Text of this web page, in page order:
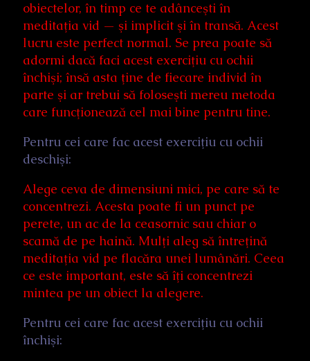
obiectelor, în timp ce te adânceşti în
meditaţia vid — şi implicit şi în transă. Acest
lucru este perfect normal. Se prea poate să
adormi dacă faci acest exerciţiu cu ochii
închişi; însă asta ţine de fiecare individ în
parte şi ar trebui să foloseşti mereu metoda
care funcţionează cel mai bine pentru tine.
Pentru cei care fac acest exerciţiu cu ochii
deschişi:
Alege ceva de dimensiuni mici, pe care să te
concentrezi. Acesta poate fi un punct pe
perete, un ac de la ceasornic sau chiar o
scamă de pe haină. Mulţi aleg să întreţină
meditaţia vid pe flacăra unei lumânări. Ceea
ce este important, este să îţi concentrezi
mintea pe un obiect la alegere.
Pentru cei care fac acest exerciţiu cu ochii
închişi: